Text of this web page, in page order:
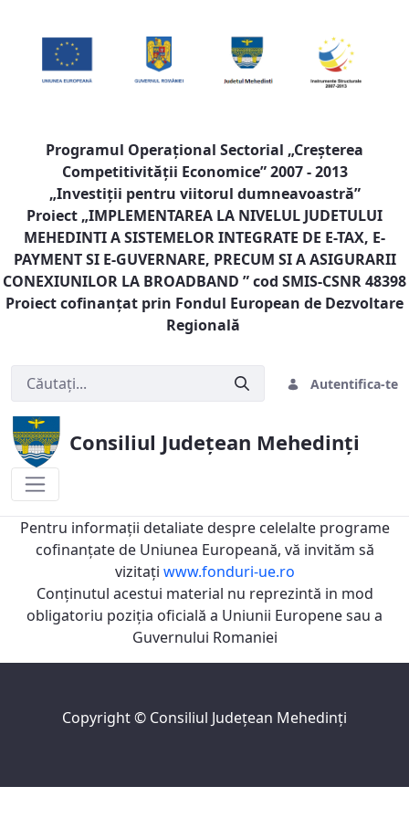
Programul Operaţional Sectorial „Creşterea
Competitivităţii Economice” 2007 - 2013
„Investiţii pentru viitorul dumneavoastră”
Proiect „IMPLEMENTAREA LA NIVELUL JUDETULUI
MEHEDINTI A SISTEMELOR INTEGRATE DE E-TAX, E-
PAYMENT SI E-GUVERNARE, PRECUM SI A ASIGURARII
CONEXIUNILOR LA BROADBAND ” cod SMIS-CSNR 48398
Proiect cofinanţat prin Fondul European de Dezvoltare
Regională
Autentifica-te
Consiliul Județean Mehedinți
2018Pentru informaţii detaliate despre celelalte programe
cofinanţate de Uniunea Europeană, vă invităm să
vizitaţi www.fonduri-ue.ro
Conţinutul acestui material nu reprezintă in mod
obligatoriu poziţia oficială a Uniunii Europene sau a
Guvernului Romaniei
Copyright © Consiliul Judeţean Mehedinţi